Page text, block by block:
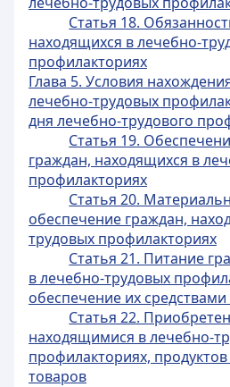
Статья 18.
находящихся в лечебно-
профилакториях
Глава 5. Условия
лечебно-трудовых
дня лечебно-трудового
Статья 19.
граждан, находящихся в
профилакториях
Статья 20.
обеспечение граждан,
трудовых профилакториях
Статья 21. Питание
в лечебно-трудовых
обеспечение их
Статья 22.
находящимися в лечебно-
профилакториях,
товаров